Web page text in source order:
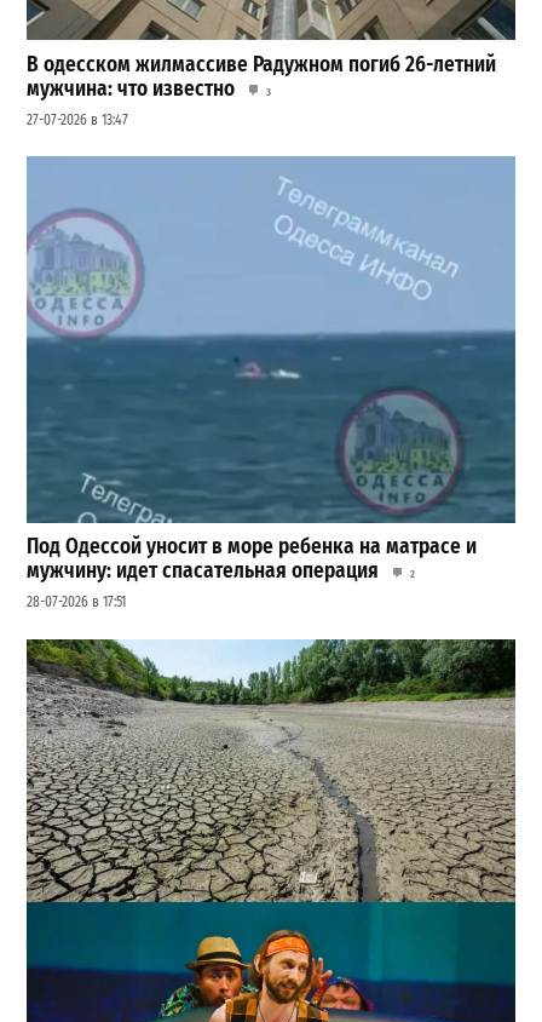
В одесском жилмассиве Радужном погиб 26-летний
мужчина: что известно
3
27-07-2026 в 13:47
Под Одессой уносит в море ребенка на матрасе и
мужчину: идет спасательная операция
2
28-07-2026 в 17:51
Днестр рекордно обмелел: одесситов просят срочно
экономить воду
2